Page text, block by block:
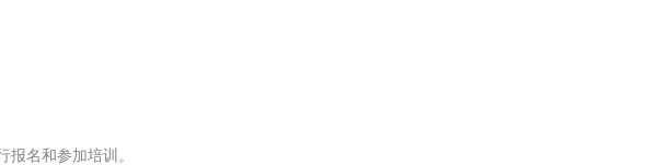
名和参加培训。